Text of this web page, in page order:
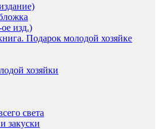
изд.)
Подарок молодой хозяйке
хозяйки
света
закуски